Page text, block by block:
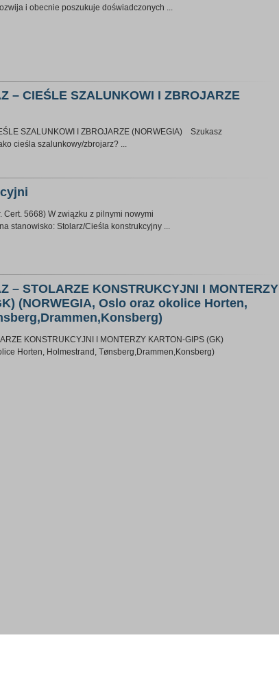
i obecnie poszukuje doświadczonych ...
– CIEŚLE SZALUNKOWI I ZBROJARZE
SZALUNKOWI I ZBROJARZE (NORWEGIA) Szukasz
cieśla szalunkowy/zbrojarz? ...
Cert. 5668) W związku z pilnymi nowymi
stanowisko: Stolarz/Cieśla konstrukcyjny ...
– STOLARZE KONSTRUKCYJNI I MONTERZY
(NORWEGIA, Oslo oraz okolice Horten,
KONSTRUKCYJNI I MONTERZY KARTON-GIPS (GK)
Horten, Holmestrand, Tønsberg,Drammen,Konsberg)